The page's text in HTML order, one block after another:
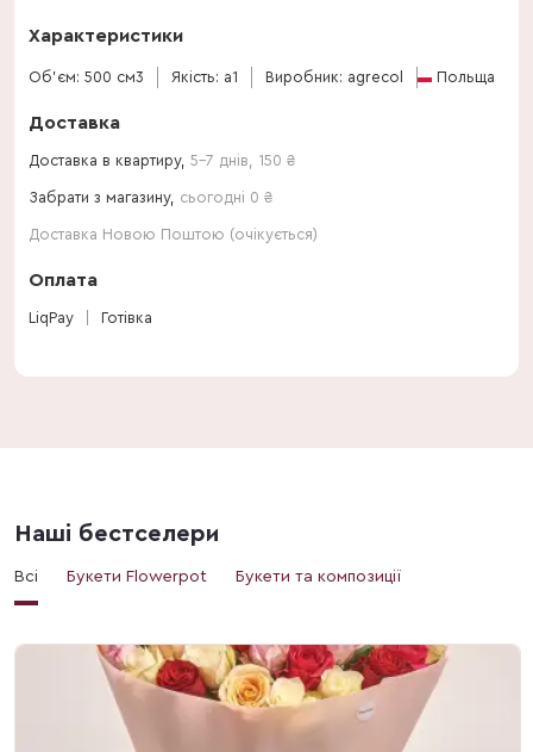
Характеристики
Об'єм: 500 см3 Якість: a1 Виробник: agrecol Польща
Доставка
Доставка в квартиру, 5-7 днів 150 ₴
Забрати з магазину, сьогодні 0 ₴
Доставка Новою Поштою (очікується)
Оплата
LiqPay Готівка
Наші бестселери
Всі Букети Flowerpot Букети та композиції